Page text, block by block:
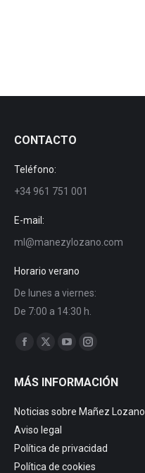
CONTACTO
Teléfono:
+34 961 751 001
E-mail:
ml@manezylozano.com
Horario verano
De lunes a viernes:
De 7:00 a 14:30 h.
Encuéntranos en:
Facebook
opens
in
new
window
X
opens
new
window
YouTube
opens
window
Instagram
opens
in
window
MÁS INFORMACIÓN
Noticias sobre Mañez Lozano
Aviso legal
Política de privacidad
Política de cookies